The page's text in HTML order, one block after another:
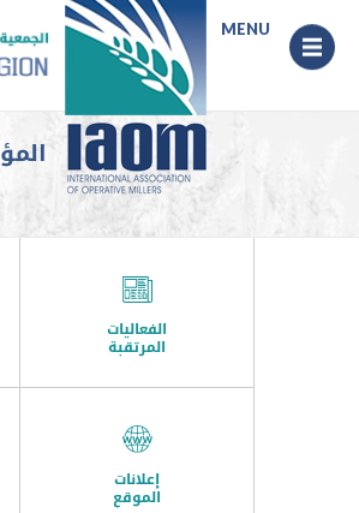
الفعاليات
المرتقبة
إعلانات
الموقع
MENU
Menu